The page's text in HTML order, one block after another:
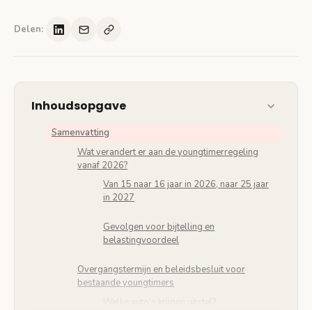
Delen:
Inhoudsopgave
Samenvatting
Wat verandert er aan de youngtimerregeling
vanaf 2026?
Van 15 naar 16 jaar in 2026, naar 25 jaar
in 2027
Gevolgen voor bijtelling en
belastingvoordeel
Overgangstermijn en beleidsbesluit voor
bestaande youngtimers